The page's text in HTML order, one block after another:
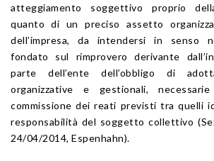
atteggiamento soggettivo proprio
quanto di un preciso assetto
dell’impresa, da intendersi in senso
fondato sul rimprovero derivante
parte dell’ente dell’obbligo di
organizzative e gestionali,
commissione dei reati previsti tra quelli
responsabilità del soggetto collettivo
24/04/2014, Espenhahn).